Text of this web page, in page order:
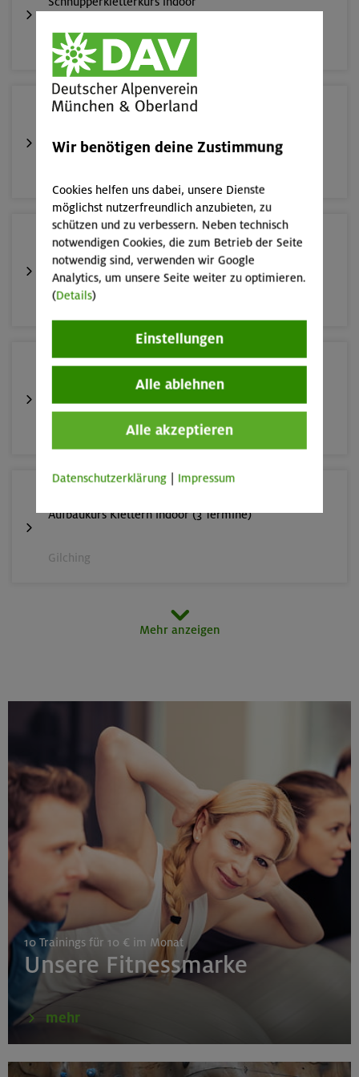
München
19.08.26
22./23.08.26
Bouldern für Einsteiger indoor
München
23.08.26
Schnupperkletterkurs indoor
Aufbaukurs Klettern indoor (3 Termine)
Gilching
27./28.08.26
Grundkurs Klettern indoor
Gilching
30.08./06./13.09.26
Klettertechnik- und Taktikcoaching indoor
München
30.08.26
Schnupperkletterkurs indoor
München
Mehr anzeigen
10 Trainings für 10 € im Monat
Unsere Fitnessmarke
mehr
Wir benötigen deine Zustimmung
Cookies helfen uns dabei, unsere Dienste
möglichst nutzerfreundlich anzubieten, zu
schützen und zu verbessern. Neben technisch
notwendigen Cookies, die zum Betrieb der Seite
notwendig sind, verwenden wir Google
Analytics, um unsere Seite weiter zu optimieren.
(Details)
Einstellungen
Alle ablehnen
Alle akzeptieren
Datenschutzerklärung Impressum